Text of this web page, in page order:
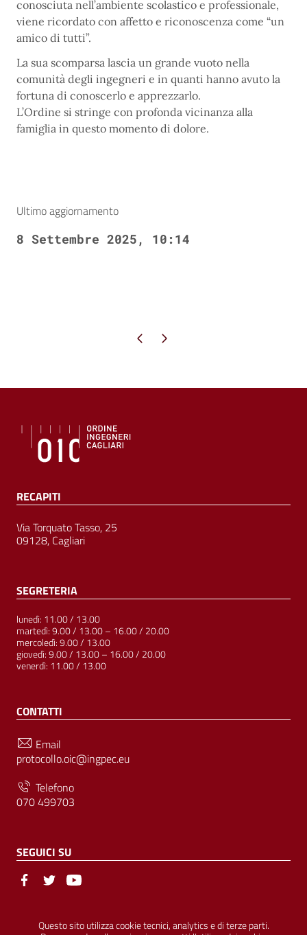
Questo sito utilizza cookie tecnici, analytics e di terze parti.
conosciuta nell’ambiente scolastico e professionale,
viene ricordato con affetto e riconoscenza come “un
amico di tutti”.
La sua scomparsa lascia un grande vuoto nella
comunità degli ingegneri e in quanti hanno avuto la
fortuna di conoscerlo e apprezzarlo.
L’Ordine si stringe con profonda vicinanza alla
famiglia in questo momento di dolore.
Ultimo aggiornamento
8 Settembre 2025, 10:14
Pagina precedente
Pagina successiva
RECAPITI
Via Torquato Tasso, 25
09128, Cagliari
SEGRETERIA
lunedì: 11.00 / 13.00
martedì: 9.00 / 13.00 – 16.00 / 20.00
mercoledì: 9.00 / 13.00
giovedì: 9.00 / 13.00 – 16.00 / 20.00
venerdì: 11.00 / 13.00
CONTATTI
Email
protocollo.oic@ingpec.eu
Telefono
070 499703
SEGUICI SU
Sezione Link Utili
© Ordine degli Ingegneri della Provincia di Cagliari | P.IVA